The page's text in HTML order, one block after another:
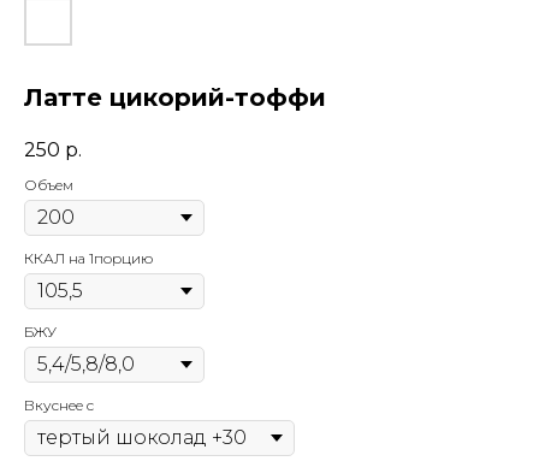
Латте цикорий-тоффи
250 р.
Объем
ККАЛ на 1порцию
БЖУ
Вкуснее с